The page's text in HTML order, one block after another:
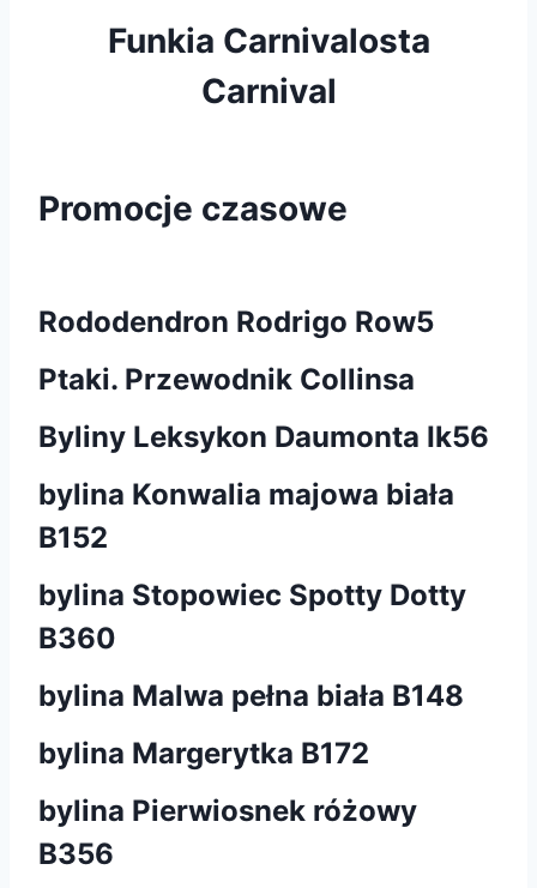
Funkia Carnivalosta
Carnival
Promocje czasowe
Rododendron Rodrigo Row5
Ptaki. Przewodnik Collinsa
Byliny Leksykon Daumonta Ik56
bylina Konwalia majowa biała
B152
bylina Stopowiec Spotty Dotty
B360
bylina Malwa pełna biała B148
bylina Margerytka B172
bylina Pierwiosnek różowy
B356